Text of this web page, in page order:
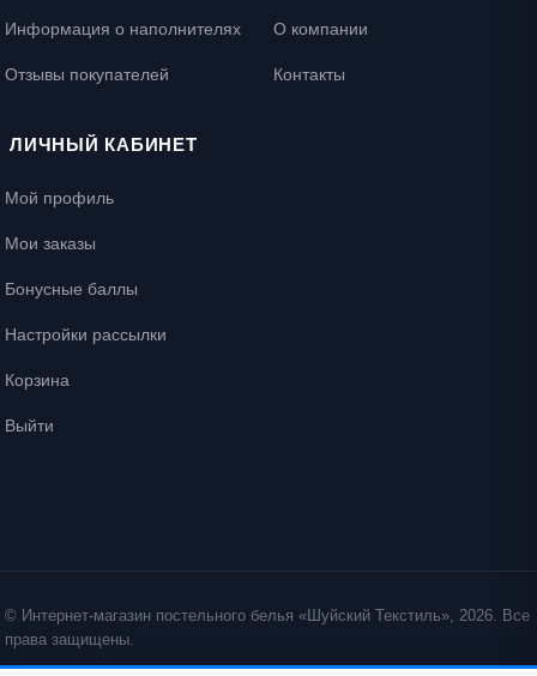
Информация о наполнителях
Отзывы покупателей
О компании
Контакты
ЛИЧНЫЙ КАБИНЕТ
Мой профиль
Мои заказы
Бонусные баллы
Настройки рассылки
Корзина
Выйти
© Интернет-магазин постельного белья «Шуйский Текстиль», 2026. Все
права защищены.